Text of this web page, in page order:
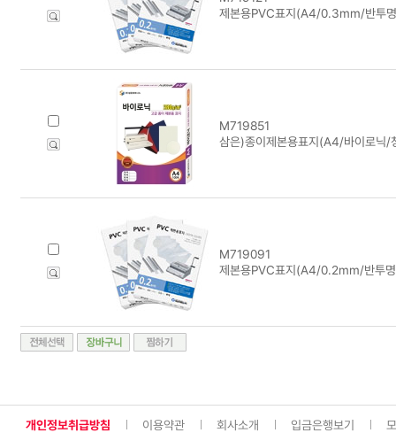
제본용PVC표지(A4/0.3mm/반투
M719851
삼은)종이제본용표지(A4/바이로닉/
M719091
제본용PVC표지(A4/0.2mm/반투
개인정보취급방침 이용약관 회사소개 입금은행보기